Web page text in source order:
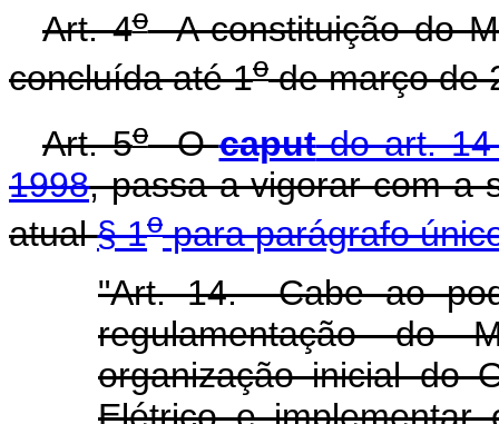
Art. 4oA constituição do
concluída até 1ode março de
Art. 5oOcaputdo art. 14
1998, passa a vigorar com a
atual§ 1opara parágrafo
"Art. 14. Cabe ao
regulamentação do
organização inicial do